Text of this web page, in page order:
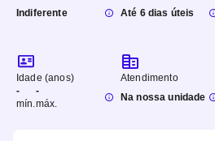
Indiferente
Até 6 dias úteis
Idade (anos)
-
mín.
-
máx.
Atendimento
Na nossa unidade